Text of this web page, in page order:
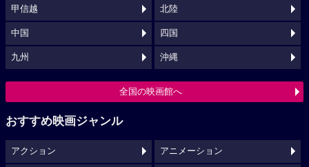
甲信越 北陸
中国 四国
九州 沖縄
全国の映画館へ
おすすめ映画ジャンル
アクション アニメーション